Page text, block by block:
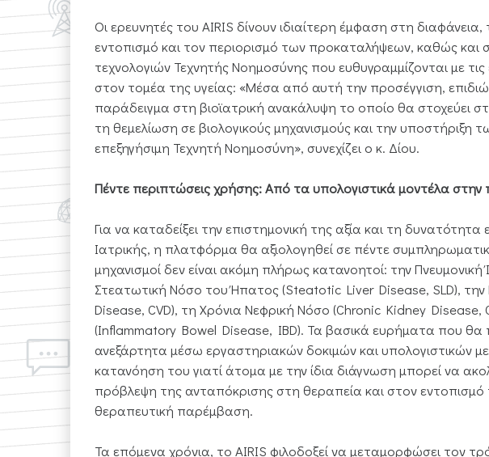
Οι ερευνητές του AIRIS δίνουν ιδιαίτερη έμφαση στη
εντοπισμό και τον περιορισμό των προκαταλήψεων, καθώς και
τεχνολογιών Τεχνητής Νοημοσύνης που ευθυγραμμίζονται με
στον τομέα της υγείας: «Μέσα από αυτή την προσέγγιση,
παράδειγμα στη βιοϊατρική ανακάλυψη το οποίο θα στοχεύει
τη θεμελίωση σε βιολογικούς μηχανισμούς και την υποστήριξη
επεξηγήσιμη Τεχνητή Νοημοσύνη», συνεχίζει ο κ. Δίου.
Πέντε περιπτώσεις χρήσης: Από τα υπολογιστικά μοντέλα στην
Για να καταδείξει την επιστημονική της αξία και τη
Ιατρικής, η πλατφόρμα θα αξιολογηθεί σε πέντε
μηχανισμοί δεν είναι ακόμη πλήρως κατανοητοί: την
Στεατωτική Νόσο του Ήπατος (Steatotic Liver Disease, SLD),
Disease, CVD), τη Χρόνια Νεφρική Νόσο (Chronic Kidney
(Inflammatory Bowel Disease, IBD). Τα βασικά ευρήματα που
ανεξάρτητα μέσω εργαστηριακών δοκιμών και υπολογιστικών
κατανόηση του γιατί άτομα με την ίδια διάγνωση μπορεί να
πρόβλεψη της ανταπόκρισης στη θεραπεία και στον
θεραπευτική παρέμβαση.
Τα επόμενα χρόνια, το AIRIS φιλοδοξεί να μεταμορφώσει τον